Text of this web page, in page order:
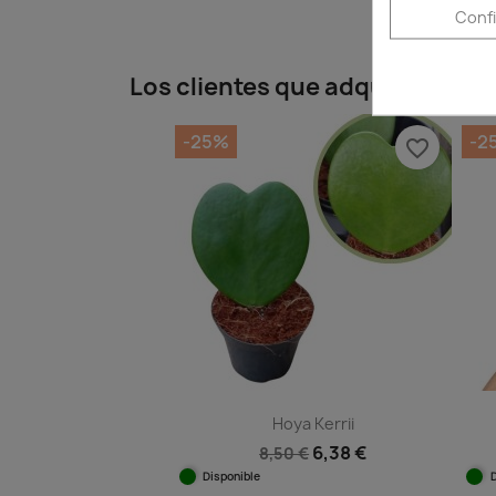
Los clientes que adquirieron
Hoya Kerrii
8,50 € 6,38 €
Disponible
-25% favorite_border -